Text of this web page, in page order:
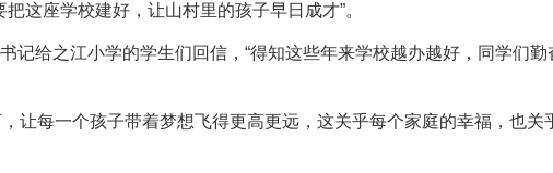
这座学校建好，让山村里的孩子早日成才”。
记给之江小学的学生们回信，“得知这些年来学校越办越好，同学们
让每一个孩子带着梦想飞得更高更远，这关乎每个家庭的幸福，也关